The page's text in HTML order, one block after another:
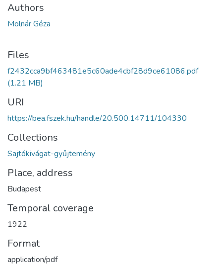
Authors
Molnár Géza
Files
f2432cca9bf463481e5c60ade4cbf28d9ce61086.pdf
(1.21 MB)
URI
https://bea.fszek.hu/handle/20.500.14711/104330
Collections
Sajtókivágat-gyűjtemény
Place, address
Budapest
Temporal coverage
1922
Format
application/pdf